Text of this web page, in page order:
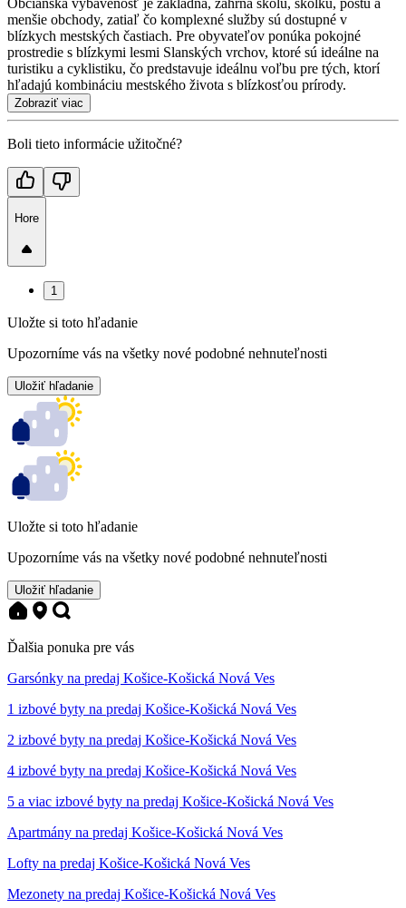
menšie obchody, zatiaľ čo komplexné služby sú dostupné v
blízkych mestských častiach. Pre obyvateľov ponúka pokojné
prostredie s blízkymi lesmi Slanských vrchov, ktoré sú ideálne na
turistiku a cyklistiku, čo predstavuje ideálnu voľbu pre tých, ktorí
hľadajú kombináciu mestského života s blízkosťou prírody.
Zobraziť viac
Boli tieto informácie užitočné?
Hore
1
Uložte si toto hľadanie
Upozorníme vás na všetky nové podobné nehnuteľnosti
Uložiť hľadanie
Uložte si toto hľadanie
Upozorníme vás na všetky nové podobné nehnuteľnosti
Uložiť hľadanie
Ďalšia ponuka pre vás
Garsónky na predaj Košice-Košická Nová Ves
1 izbové byty na predaj Košice-Košická Nová Ves
2 izbové byty na predaj Košice-Košická Nová Ves
4 izbové byty na predaj Košice-Košická Nová Ves
5 a viac izbové byty na predaj Košice-Košická Nová Ves
Apartmány na predaj Košice-Košická Nová Ves
Lofty na predaj Košice-Košická Nová Ves
Mezonety na predaj Košice-Košická Nová Ves